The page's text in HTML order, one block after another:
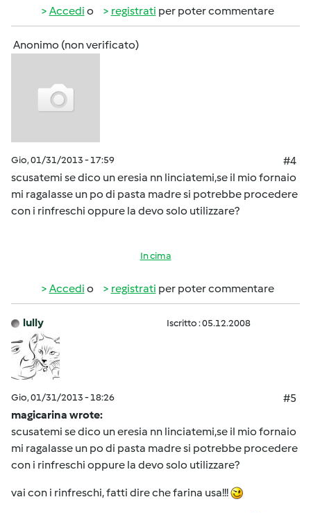
Accedi o registrati per poter commentare
Anonimo (non verificato)
Gio, 01/31/2013 - 17:59
#4
scusatemi se dico un eresia nn linciatemi,se il mio fornaio
mi ragalasse un po di pasta madre si potrebbe procedere
con i rinfreschi oppure la devo solo utilizzare?
In cima
Accedi o registrati per poter commentare
lully Iscritto : 05.12.2008
Gio, 01/31/2013 - 18:26
#5
magicarina wrote:
scusatemi se dico un eresia nn linciatemi,se il mio fornaio
mi ragalasse un po di pasta madre si potrebbe procedere
con i rinfreschi oppure la devo solo utilizzare?
vai con i rinfreschi, fatti dire che farina usa!!!